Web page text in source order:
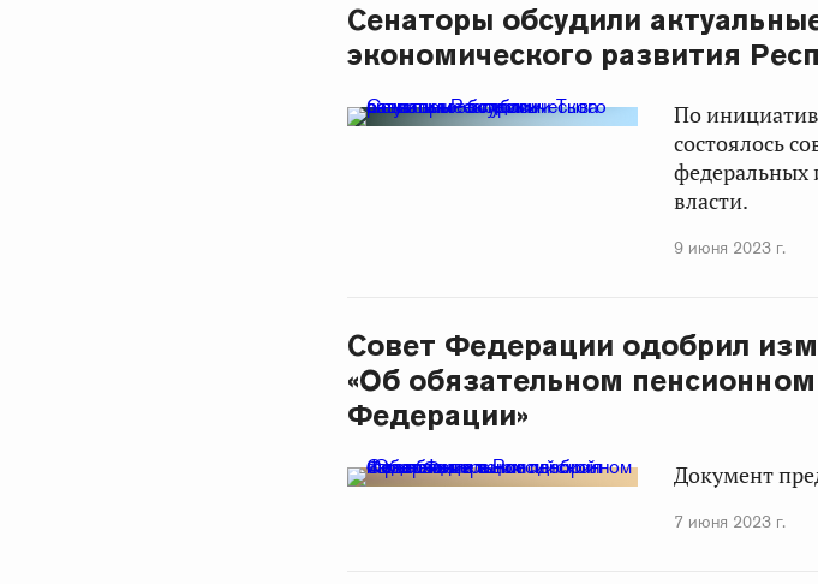
Сенаторы обсудили
экономического развития
По
состоялось
федеральных
власти.
9 июня 2023 г.
Совет Федерации одобрил
«Об обязательном
Федерации»
Документ
7 июня 2023 г.